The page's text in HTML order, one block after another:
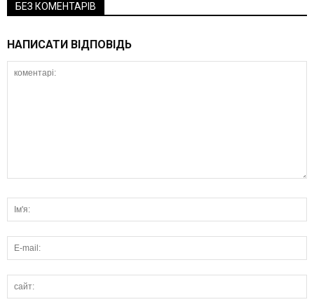
БЕЗ КОМЕНТАРІВ
НАПИСАТИ ВІДПОВІДЬ